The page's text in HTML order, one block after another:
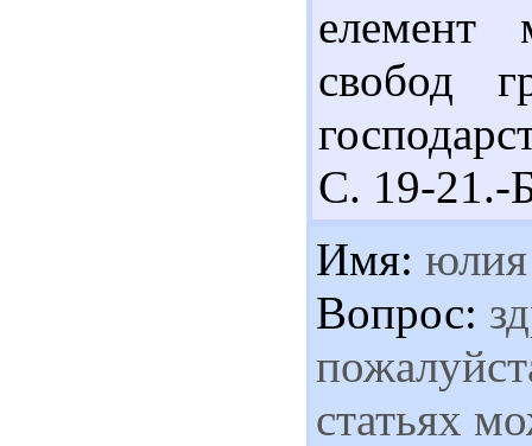
елемент
свобод
С. 19-21.-
Имя: юлия
Вопрос:
статьях